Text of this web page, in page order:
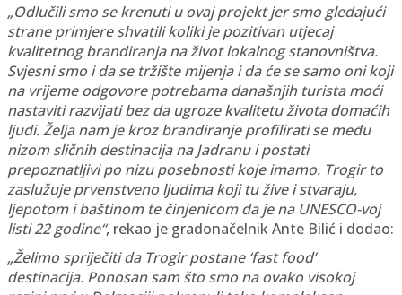
„Odlučili smo se krenuti u ovaj projekt jer smo gledajući
strane primjere shvatili koliki je pozitivan utjecaj
kvalitetnog brandiranja na život lokalnog stanovništva.
Svjesni smo i da se tržište mijenja i da će se samo oni koji
na vrijeme odgovore potrebama današnjih turista moći
nastaviti razvijati bez da ugroze kvalitetu života domaćih
ljudi. Želja nam je kroz brandiranje profilirati se među
nizom sličnih destinacija na Jadranu i postati
prepoznatljivi po nizu posebnosti koje imamo. Trogir to
zaslužuje prvenstveno ljudima koji tu žive i stvaraju,
ljepotom i baštinom te činjenicom da je na UNESCO-voj
listi 22 godine“, rekao je gradonačelnik Ante Bilić i dodao:
„Želimo spriječiti da Trogir postane ‘fast food’
destinacija. Ponosan sam što smo na ovako visokoj